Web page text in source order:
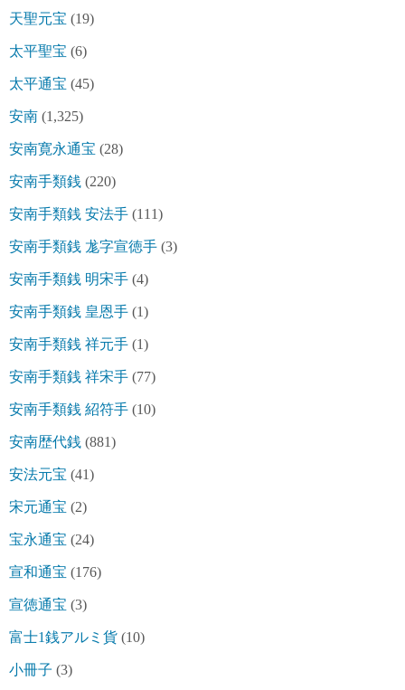
天聖元宝 (19)
太平聖宝 (6)
太平通宝 (45)
安南 (1,325)
安南寛永通宝 (28)
安南手類銭 (220)
安南手類銭 安法手 (111)
安南手類銭 尨字宣徳手 (3)
安南手類銭 明宋手 (4)
安南手類銭 皇恩手 (1)
安南手類銭 祥元手 (1)
安南手類銭 祥宋手 (77)
安南手類銭 紹符手 (10)
安南歴代銭 (881)
安法元宝 (41)
宋元通宝 (2)
宝永通宝 (24)
宣和通宝 (176)
宣徳通宝 (3)
富士1銭アルミ貨 (10)
小冊子 (3)